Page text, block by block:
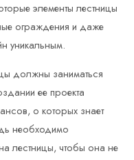
элементы лестницы
ограждения и даже
уникальным.
должны заниматься
ее проекта
о которых знает
необходимо
лестницы, чтобы она не